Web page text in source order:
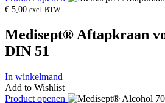
€ 5,00 excl. BTW
Medisept® Aftapkraan
DIN 51
In winkelmand
Add to Wishlist
Product openen